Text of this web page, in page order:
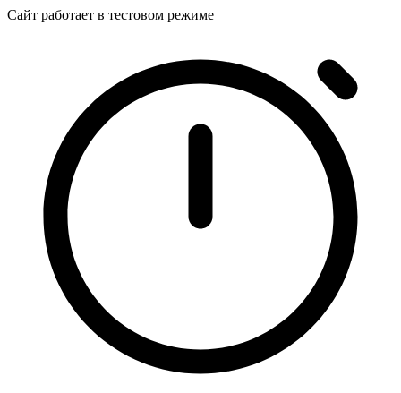
Сайт работает в тестовом режиме